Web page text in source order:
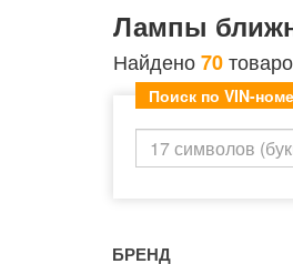
Лампы
Найдено70
Поиск по VIN-
БРЕНД